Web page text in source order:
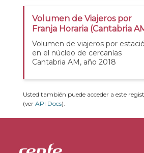
Volumen de Viajeros por
Franja Horaria (Cantabria
Volumen de viajeros por
en el núcleo de cercanías
Cantabria AM, año 2018
Usted también puede acceder a este
(ver API Docs).